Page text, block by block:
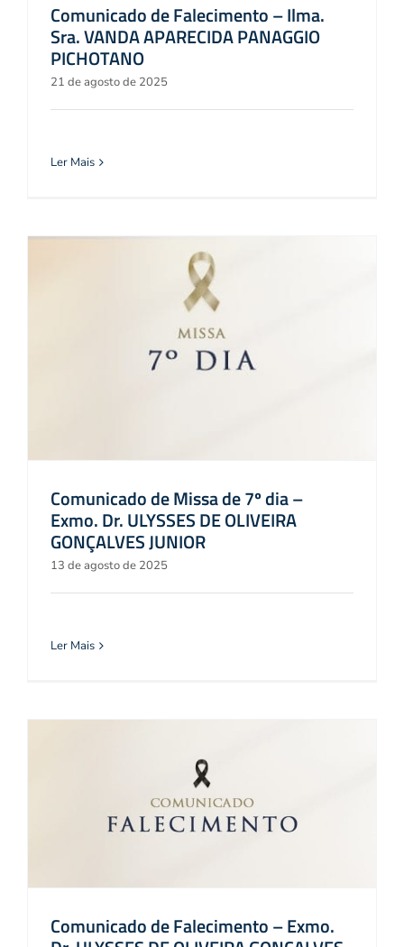
Comunicado de Falecimento – Ilma.
Sra. VANDA APARECIDA PANAGGIO
PICHOTANO
21 de agosto de 2025
Ler Mais
Comunicado de Missa de 7º dia –
Exmo. Dr. ULYSSES DE OLIVEIRA
GONÇALVES JUNIOR
13 de agosto de 2025
Ler Mais
Comunicado de Falecimento – Exmo.